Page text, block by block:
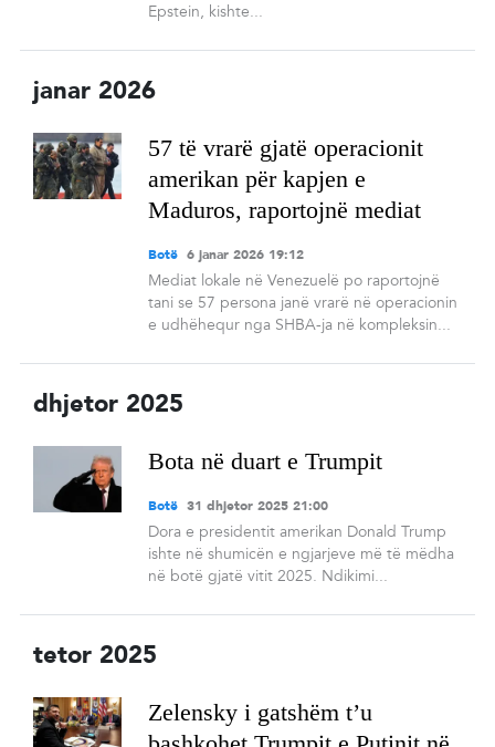
Epstein, kishte...
janar 2026
57 të vrarë gjatë operacionit
amerikan për kapjen e
Maduros, raportojnë mediat
Botë 6 janar 2026 19:12
Mediat lokale në Venezuelë po raportojnë
tani se 57 persona janë vrarë në operacionin
e udhëhequr nga SHBA-ja në kompleksin...
dhjetor 2025
Bota në duart e Trumpit
Botë 31 dhjetor 2025 21:00
Dora e presidentit amerikan Donald Trump
ishte në shumicën e ngjarjeve më të mëdha
në botë gjatë vitit 2025. Ndikimi...
tetor 2025
Zelensky i gatshëm t’u